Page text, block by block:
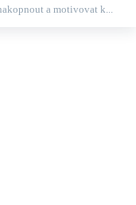
a motivovat k...